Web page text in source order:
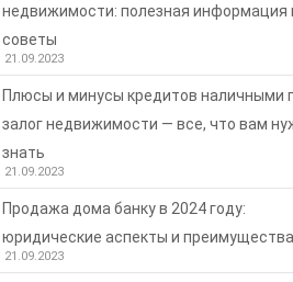
недвижимости: полезная информация
советы
21.09.2023
Плюсы и минусы кредитов наличными
залог недвижимости — все, что вам
знать
21.09.2023
Продажа дома банку в 2024 году:
юридические аспекты и преимущества
21.09.2023